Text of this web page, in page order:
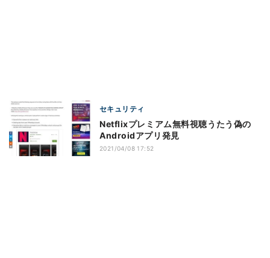
セキュリティ
Netflixプレミアム無料視聴うたう偽の
Androidアプリ発見
2021/04/08 17:52